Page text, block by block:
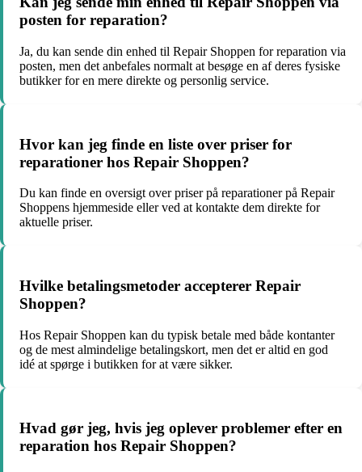
posten for reparation?
Ja, du kan sende din enhed til Repair Shoppen for reparation via
posten, men det anbefales normalt at besøge en af deres fysiske
butikker for en mere direkte og personlig service.
Hvor kan jeg finde en liste over priser for
reparationer hos Repair Shoppen?
Du kan finde en oversigt over priser på reparationer på Repair
Shoppens hjemmeside eller ved at kontakte dem direkte for
aktuelle priser.
Hvilke betalingsmetoder accepterer Repair
Shoppen?
Hos Repair Shoppen kan du typisk betale med både kontanter
og de mest almindelige betalingskort, men det er altid en god
idé at spørge i butikken for at være sikker.
Hvad gør jeg, hvis jeg oplever problemer efter en
reparation hos Repair Shoppen?